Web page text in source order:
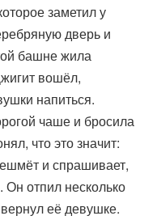
заметил у
дверь и
башне жила
вошёл,
напиться.
чаше и бросила
что это значит:
и спрашивает,
отпил несколько
её девушке.